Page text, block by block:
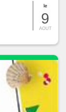
le
9
AOUT